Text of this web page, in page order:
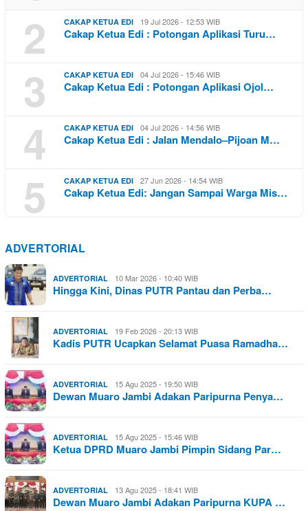
2 CAKAP KETUA EDI 19 Jul 2026 - 12:53 WIB
Cakap Ketua Edi : Potongan Aplikasi Turu…
3 CAKAP KETUA EDI 04 Jul 2026 - 15:46 WIB
Cakap Ketua Edi : Potongan Aplikasi Ojol…
4 CAKAP KETUA EDI 04 Jul 2026 - 14:56 WIB
Cakap Ketua Edi : Jalan Mendalo–Pijoan M…
5 CAKAP KETUA EDI 27 Jun 2026 - 14:54 WIB
Cakap Ketua Edi: Jangan Sampai Warga Mis…
ADVERTORIAL
ADVERTORIAL 10 Mar 2026 - 10:40 WIB
Hingga Kini, Dinas PUTR Pantau dan Perba…
ADVERTORIAL 19 Feb 2026 - 20:13 WIB
Kadis PUTR Ucapkan Selamat Puasa Ramadha…
ADVERTORIAL 15 Agu 2025 - 19:50 WIB
Dewan Muaro Jambi Adakan Paripurna Penya…
ADVERTORIAL 15 Agu 2025 - 15:46 WIB
Ketua DPRD Muaro Jambi Pimpin Sidang Par…
ADVERTORIAL 13 Agu 2025 - 18:41 WIB
Dewan Muaro Jambi Adakan Paripurna KUPA …